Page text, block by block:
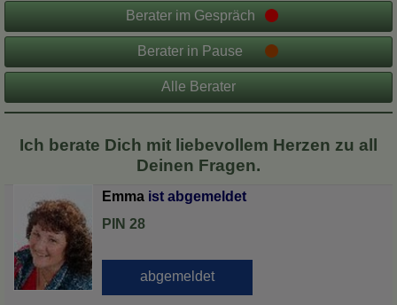
Berater im Gespräch
Berater in Pause
Alle Berater
Ich berate Dich mit liebevollem Herzen zu all
Deinen Fragen.
Emma
PIN 28